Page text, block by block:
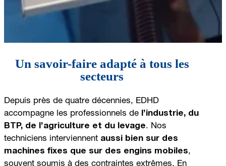
Un savoir-faire adapté à tous les
secteurs
Depuis près de quatre décennies, EDHD
accompagne les professionnels de l’industrie, du
BTP, de l’agriculture et du levage. Nos
techniciens interviennent aussi bien sur des
machines fixes que sur des engins mobiles,